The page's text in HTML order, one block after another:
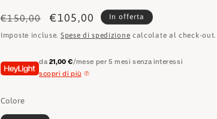
e
o
r
Prezzo
di
€150,00
Prezzo
scontato
€105,00 In offerta
Imposte incluse. Spese di spedizione calcolate al check-out.
da 21,00 €/mese per 5 mesi senza interessi
scopri di più
Colore